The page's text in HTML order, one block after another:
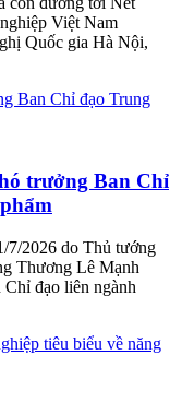
Việt Nam
Quốc gia Hà Nội,
trưởng Ban Chỉ
7/2026 do Thủ tướng
Thương Lê Mạnh
đạo liên ngành